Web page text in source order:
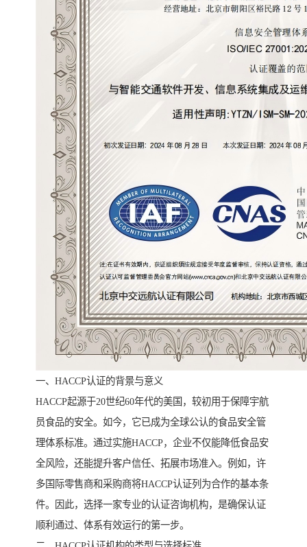
一、HACCP认证的背景与意义
HACCP起源于20世纪60年代的美国，较初用于保障宇航
员食品的安全。如今，它已成为全球公认的食品安全管
理体系标准。通过实施HACCP，企业不仅能降低食品安
全风险，还能提升客户信任、拓展市场准入。例如，许
多国际零售商和采购商将HACCP认证列为合作的基本条
件。因此，选择一家专业的认证咨询机构，是确保认证
顺利通过、体系有效运行的第一步。